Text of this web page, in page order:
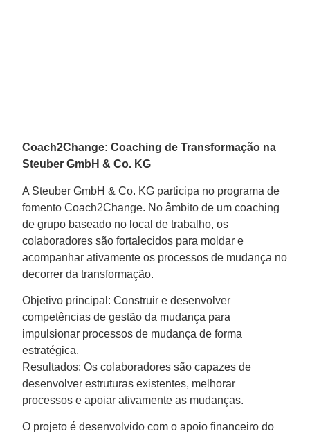
Coach2Change: Coaching de Transformação na
Steuber GmbH & Co. KG
A Steuber GmbH & Co. KG participa no programa de
fomento Coach2Change. No âmbito de um coaching
de grupo baseado no local de trabalho, os
colaboradores são fortalecidos para moldar e
acompanhar ativamente os processos de mudança no
decorrer da transformação.
Objetivo principal: Construir e desenvolver
competências de gestão da mudança para
impulsionar processos de mudança de forma
estratégica.
Resultados: Os colaboradores são capazes de
desenvolver estruturas existentes, melhorar
processos e apoiar ativamente as mudanças.
O projeto é desenvolvido com o apoio financeiro do